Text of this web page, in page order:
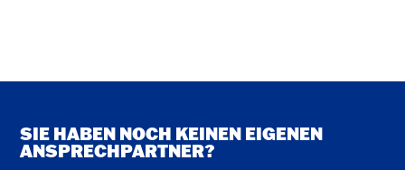
SIE HABEN NOCH KEINEN EIGENEN
ANSPRECHPARTNER?